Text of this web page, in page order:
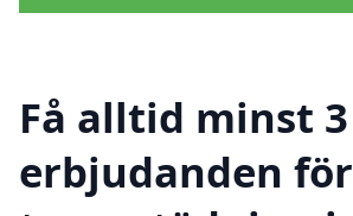
Få alltid minst 3
erbjudanden för